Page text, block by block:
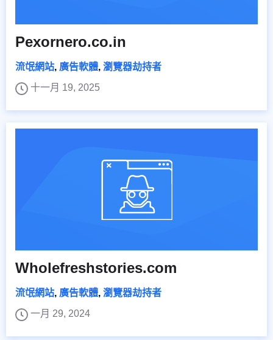
Pexornero.co.in
流氓網站, 廣告軟體, 瀏覽器劫持者
十一月 19, 2025
Wholefreshstories.com
流氓網站, 廣告軟體, 瀏覽器劫持者
一月 29, 2024